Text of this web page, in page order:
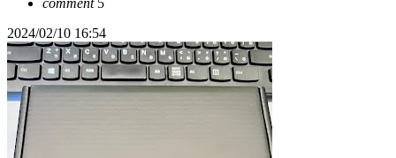
2024/02/10 16:54